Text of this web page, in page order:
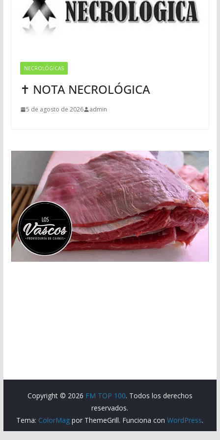
NECROLÓGICAS
✝ NOTA NECROLÓGICA
5 de agosto de 2026 admin
Copyright © 2026 FM TOP 100. Todos los derechos
reservados.
Tema: ColorMag por ThemeGrill. Funciona conWordPress.